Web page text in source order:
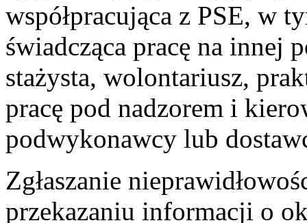
współpracująca z PSE, w
świadcząca pracę na innej
stażysta, wolontariusz,
pracę pod nadzorem i
podwykonawcy lub
Zgłaszanie
przekazaniu informacji o